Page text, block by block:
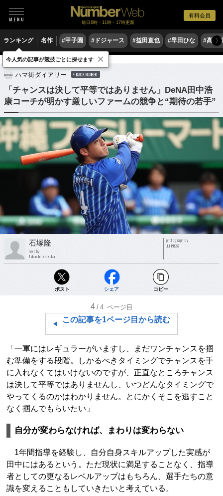
有料会員
毎日6時・11時・17時更新
ランキング 名作 #甲子園 #ドジャース #益田直也 #早田ひな #高木
〉
野球 プロ野球
ハマ街ダイアリー BACK NUMBER
「チャンスは決して平等ではありません」DeNA田中浩
康コーチが明かす厳しいファームの競争と“期待の若手”
石塚隆
text by
Takashi Ishizuka
photograph by
JIJI PRESS
ポスト シェア コピー
4 /4 ページ目
この記事を1ページ目から読む
「一軍にはレギュラーがいますし、まだワンチャンスを掴
む準備をする段階。しかるべきタイミングでチャンスを手
に入れなくてはいけないのですが、正直なところチャンス
は決して平等ではありませんし、いつどんなタイミングで
やってくるのかはわかりません。とにかくそこを逃すこと
なく掴んでもらいたい」
自分が変わらなければ、まわりは変わらない
1年間指導を経験し、自分自身スキルアップした実感が
田中にはあるという。ただ現状に満足することなく、指導
者としての更なるレベルアップはもちろん、選手たちの意
識を変えることもしていきたいと考えている。
今人気の記事が競技ごとに探せます ×